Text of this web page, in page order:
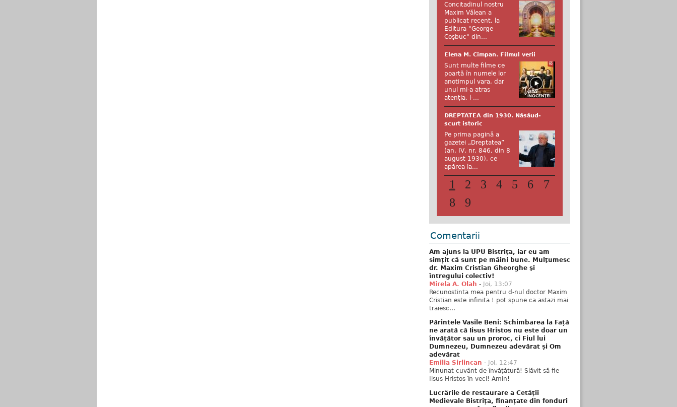
Concitadinul nostru
Maxim Vălean a
publicat recent, la
Editura "George
Coşbuc" din...
Elena M. Cîmpan. Filmul verii
Sunt multe filme ce
poartă în numele lor
anotimpul vara, dar
unul mi-a atras
atenția, l-...
DREPTATEA din 1930. Năsăud-
scurt istoric
Pe prima pagină a
gazetei „Dreptatea”
(an. IV, nr. 846, din 8
august 1930), ce
apărea la...
1 2 3 4 5 6
7
8
9
Comentarii
Am ajuns la UPU Bistrița, iar eu am
simțit că sunt pe mâini bune. Mulţumesc
dr. Maxim Cristian Gheorghe şi
întregului colectiv!
Mirela A. Olah - Joi, 13:07
Recunostinta mea pentru d-nul doctor Maxim
Cristian este infinita ! pot spune ca astazi mai
traiesc...
Părintele Vasile Beni: Schimbarea la Față
ne arată că Iisus Hristos nu este doar un
învățător sau un proroc, ci Fiul lui
Dumnezeu, Dumnezeu adevărat și Om
adevărat
Emilia Sirlincan - Joi, 12:47
Minunat cuvânt de învățătură! Slăvit să fie
Iisus Hristos în veci! Amin!
Lucrările de restaurare a Cetății
Medievale Bistrița, finanțate din fonduri